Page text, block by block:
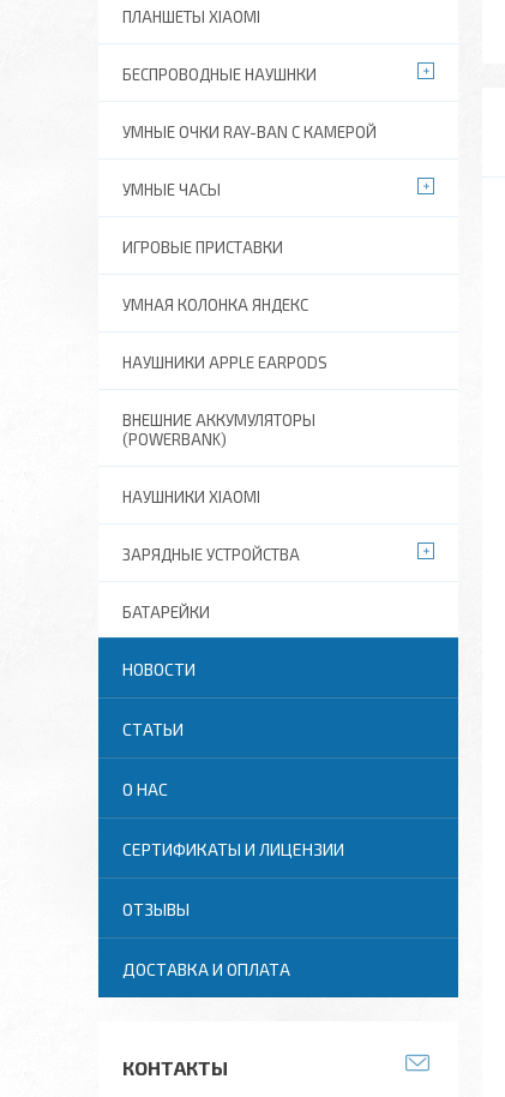
ПЛАНШЕТЫ XIAOMI
БЕСПРОВОДНЫЕ НАУШНКИ
УМНЫЕ ОЧКИ RAY-BAN C КАМЕРОЙ
УМНЫЕ ЧАСЫ
ИГРОВЫЕ ПРИСТАВКИ
УМНАЯ КОЛОНКА ЯНДЕКС
НАУШНИКИ APPLE EARPODS
ВНЕШНИЕ АККУМУЛЯТОРЫ
(POWERBANK)
НАУШНИКИ XIAOMI
ЗАРЯДНЫЕ УСТРОЙСТВА
БАТАРЕЙКИ
НОВОСТИ
СТАТЬИ
О НАС
СЕРТИФИКАТЫ И ЛИЦЕНЗИИ
ОТЗЫВЫ
ДОСТАВКА И ОПЛАТА
КОНТАКТЫ